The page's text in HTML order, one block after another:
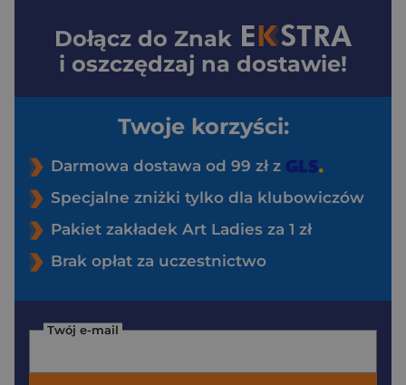
Dołącz do Znak
i oszczędzaj na dostawie!
Twoje korzyści:
Darmowa dostawa od 99 zł z
Specjalne zniżki tylko dla klubowiczów
Pakiet zakładek Art Ladies za 1 zł
Brak opłat za uczestnictwo
Twój e-mail